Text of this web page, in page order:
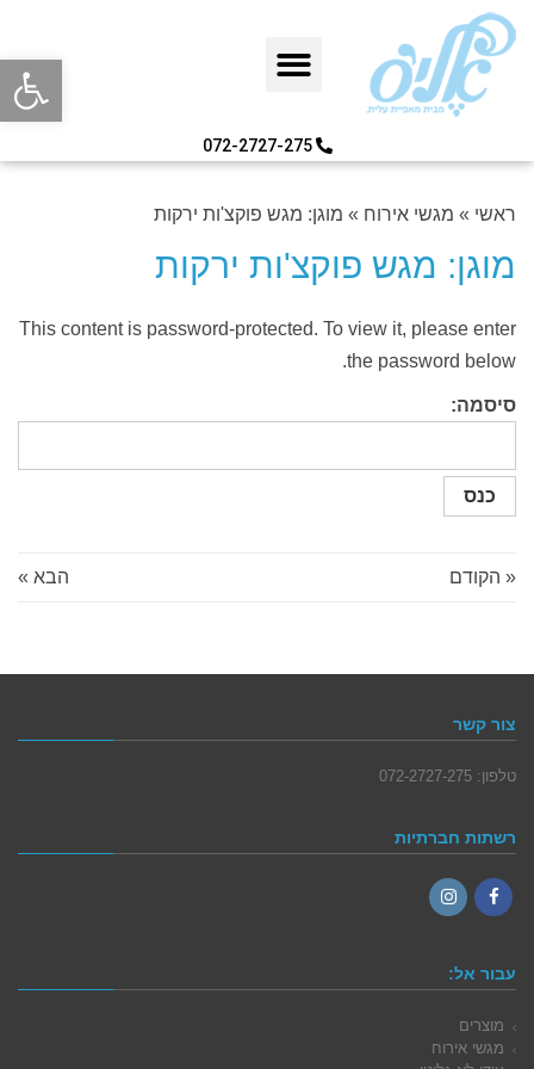
פתח
072-2727-275
ראשי » מגשי אירוח » מוגן: מגש פוקצ'ות ירקות
מוגן: מגש פוקצ'ות ירקות
This content is password-protected. To view it, please enter
the password below.
סיסמה:
« הקודם הבא »
צור קשר
טלפון: 072-2727-275
רשתות חברתיות
עבור אל:
מוצרים
מגשי אירוח